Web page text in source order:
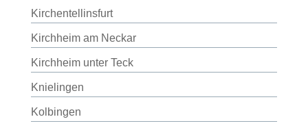
Kirchentellinsfurt
Kirchheim am Neckar
Kirchheim unter Teck
Knielingen
Kolbingen